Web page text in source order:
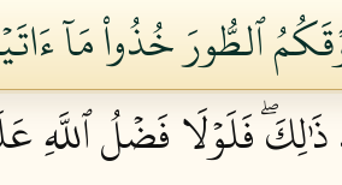
ٱلطُّورَ خُذُواْ مَآ
فَلَوۡلَا فَضۡلُ ٱللَّهِ